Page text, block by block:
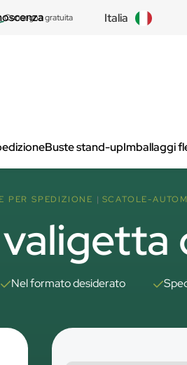
Consegna gratuita Italia
Buste stand-upImballaggi
PER SPEDIZIONE SCATOLE-
Nel formato desiderato